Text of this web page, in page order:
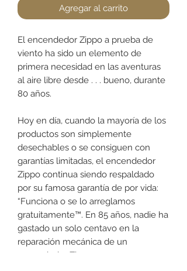
Agregar al carrito
El encendedor Zippo a prueba de
viento ha sido un elemento de
primera necesidad en las aventuras
al aire libre desde . . . bueno, durante
80 años.
Hoy en día, cuando la mayoría de los
productos son simplemente
desechables o se consiguen con
garantías limitadas, el encendedor
Zippo continua siendo respaldado
por su famosa garantía de por vida:
“Funciona o se lo arreglamos
gratuitamente™. En 85 años, nadie ha
gastado un solo centavo en la
reparación mecánica de un
encendedor Zippo